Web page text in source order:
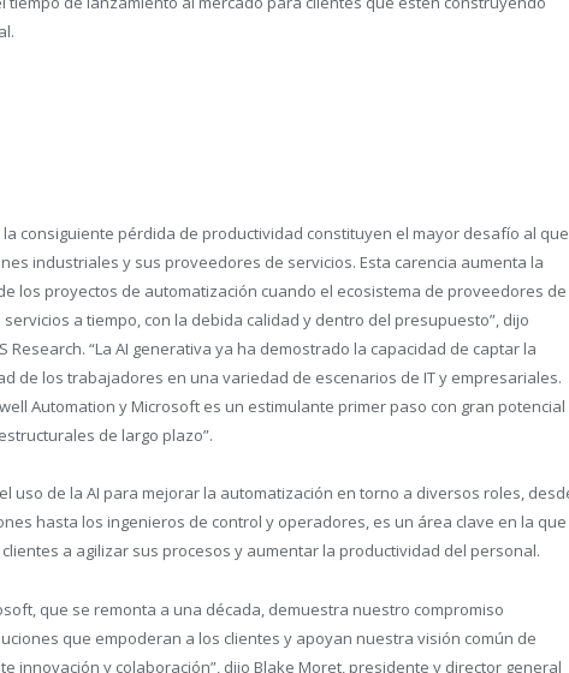
consiguiente pérdida de productividad constituyen el mayor desafío al que
industriales y sus proveedores de servicios. Esta carencia aumenta la
los proyectos de automatización cuando el ecosistema de proveedores de
a tiempo, con la debida calidad y dentro del presupuesto”, dijo
Research. “La AI generativa ya ha demostrado la capacidad de captar la
de los trabajadores en una variedad de escenarios de IT y empresariales.
Automation y Microsoft es un estimulante primer paso con gran potencial
de largo plazo”.
uso de la AI para mejorar la automatización en torno a diversos roles,
hasta los ingenieros de control y operadores, es un área clave en la que
a agilizar sus procesos y aumentar la productividad del personal.
que se remonta a una década, demuestra nuestro compromiso
que empoderan a los clientes y apoyan nuestra visión común de
innovación y colaboración”, dijo Blake Moret, presidente y director general